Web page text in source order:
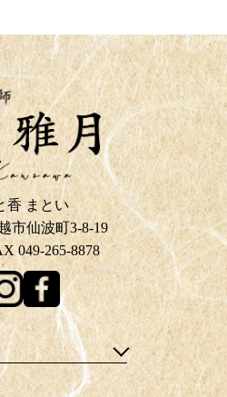
香 まとい
市仙波町3-8-19
049-265-8878